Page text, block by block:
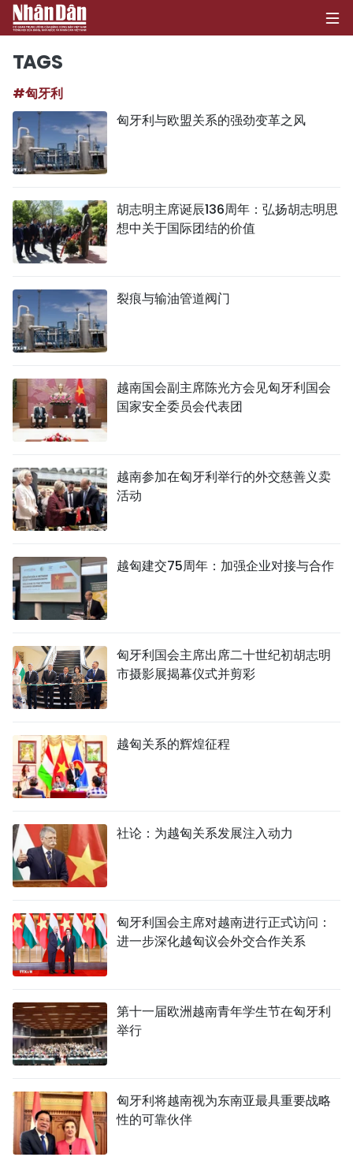
社会
文化
旅游
史海
图表新闻
РУССКИЙ
TAGS
#匈牙利
匈牙利与欧盟关系的强劲变革之风
胡志明主席诞辰136周年：弘扬胡志明思
想中关于国际团结的价值
裂痕与输油管道阀门
越南国会副主席陈光方会见匈牙利国会
国家安全委员会代表团
越南参加在匈牙利举行的外交慈善义卖
活动
越匈建交75周年：加强企业对接与合作
匈牙利国会主席出席二十世纪初胡志明
市摄影展揭幕仪式并剪彩
越匈关系的辉煌征程
社论：为越匈关系发展注入动力
匈牙利国会主席对越南进行正式访问：
进一步深化越匈议会外交合作关系
第十一届欧洲越南青年学生节在匈牙利
举行
匈牙利将越南视为东南亚最具重要战略
性的可靠伙伴